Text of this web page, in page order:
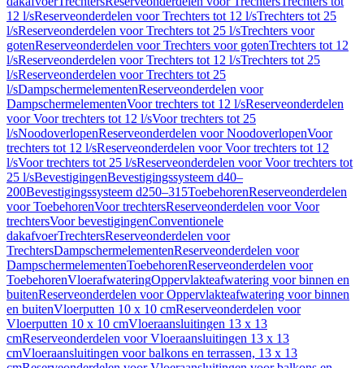
12 l/sReserveonderdelen voor Trechters tot 12 l/sTrechters tot 25
l/sReserveonderdelen voor Trechters tot 25 l/sTrechters voor
gotenReserveonderdelen voor Trechters voor gotenTrechters tot 12
l/sReserveonderdelen voor Trechters tot 12 l/sTrechters tot 25
l/sReserveonderdelen voor Trechters tot 25
l/sDampschermelementenReserveonderdelen voor
DampschermelementenVoor trechters tot 12 l/sReserveonderdelen
voor Voor trechters tot 12 l/sVoor trechters tot 25
l/sNoodoverlopenReserveonderdelen voor NoodoverlopenVoor
trechters tot 12 l/sReserveonderdelen voor Voor trechters tot 12
l/sVoor trechters tot 25 l/sReserveonderdelen voor Voor trechters tot
25 l/sBevestigingenBevestigingssysteem d40–
200Bevestigingssysteem d250–315ToebehorenReserveonderdelen
voor ToebehorenVoor trechtersReserveonderdelen voor Voor
trechtersVoor bevestigingenConventionele
dakafvoerTrechtersReserveonderdelen voor
TrechtersDampschermelementenReserveonderdelen voor
DampschermelementenToebehorenReserveonderdelen voor
ToebehorenVloerafwateringOppervlakteafwatering voor binnen en
buitenReserveonderdelen voor Oppervlakteafwatering voor binnen
en buitenVloerputten 10 x 10 cmReserveonderdelen voor
Vloerputten 10 x 10 cmVloeraansluitingen 13 x 13
cmReserveonderdelen voor Vloeraansluitingen 13 x 13
cmVloeraansluitingen voor balkons en terrassen, 13 x 13